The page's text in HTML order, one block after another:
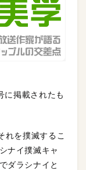
掲載されたも
れを撲滅するこ
ナイ撲滅キャ
ダラシナイと